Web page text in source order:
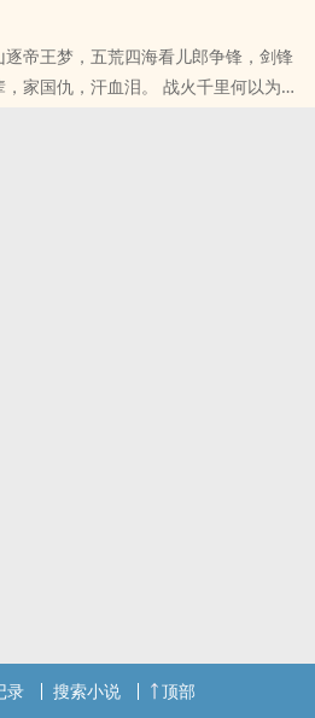
帝王梦，五荒四海看儿郎争锋，剑锋
汗血泪。 战火千里何以为
录 搜索小说 顶部